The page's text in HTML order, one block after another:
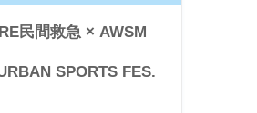
民間救急 × AWSM
SPORTS FES.